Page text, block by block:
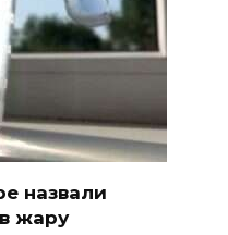
назвали
жару